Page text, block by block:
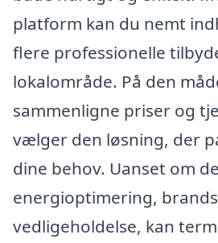
platform kan du nemt
flere professionelle
lokalområde. På den
sammenligne priser og
vælger den løsning, der
dine behov. Uanset om
energioptimering,
vedligeholdelse, kan